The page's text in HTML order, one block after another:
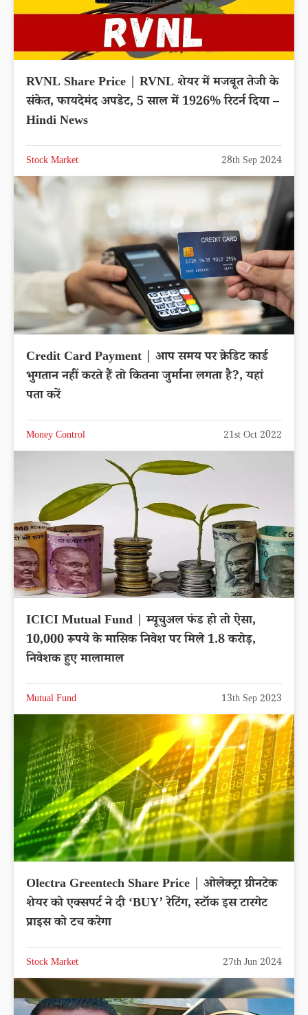
RVNL Share Price | RVNL शेयर में मजबूत तेजी के
संकेत, फायदेमंद अपडेट, 5 साल में 1926% रिटर्न दिया –
Hindi News
Stock Market 28th Sep 2024
Credit Card Payment | आप समय पर क्रेडिट कार्ड
भुगतान नहीं करते हैं तो कितना जुर्माना लगता है?, यहां
पता करें
Money Control 21st Oct 2022
ICICI Mutual Fund | म्यूचुअल फंड हो तो ऐसा,
10,000 रूपये के मासिक निवेश पर मिले 1.8 करोड़,
निवेशक हुए मालामाल
Mutual Fund 13th Sep 2023
Olectra Greentech Share Price | ओलेक्ट्रा ग्रीनटेक
शेयर को एक्सपर्ट ने दी ‘BUY’ रेटिंग, स्टॉक इस टारगेट
प्राइस को टच करेगा
Stock Market 27th Jun 2024